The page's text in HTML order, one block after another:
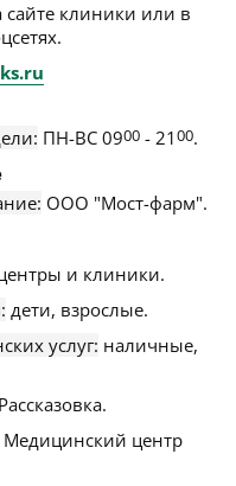
клиники или в
ПН-ВС 0900 - 2100.
ООО "Мост-фарм".
и клиники.
дети, взрослые.
услуг: наличные,
Рассказовка.
Медицинский центр